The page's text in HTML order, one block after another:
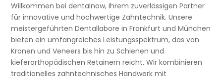
Willkommen bei dentalnow, Ihrem zuverlässigen Partner
für innovative und hochwertige Zahntechnik. Unsere
meistergeführten Dentallabore in Frankfurt und München
bieten ein umfangreiches Leistungsspektrum, das von
Kronen und Veneers bis hin zu Schienen und
kieferorthopädischen Retainern reicht. Wir kombinieren
traditionelles zahntechnisches Handwerk mit